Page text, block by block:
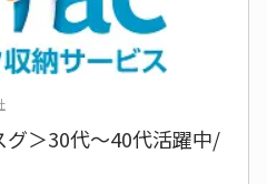
＞30代～40代活躍中/